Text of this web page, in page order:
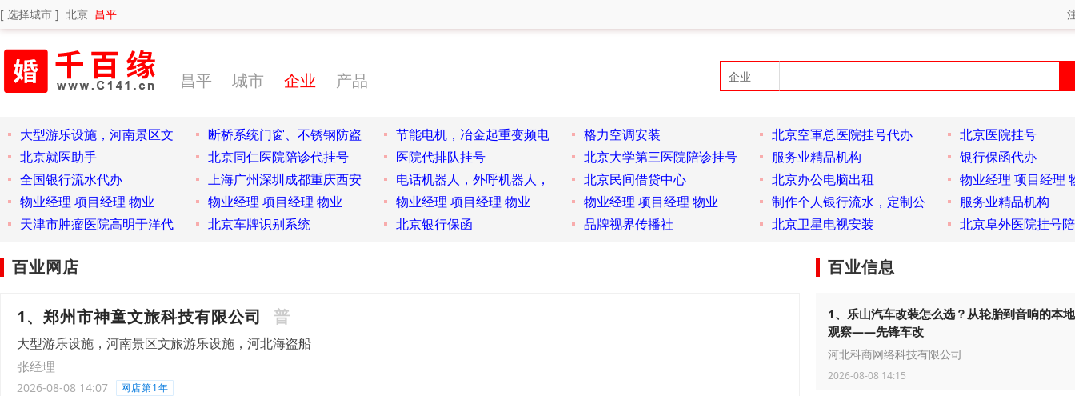
[ 选择城市 ] 北京 昌平
昌平 城市 企业 产品
大型游乐设施，河南景区文 断桥系统门窗、不锈钢防盗 节能电机，冶金起重变频电 格力空调安装 北京空軍总医院挂号代办
北京医院挂号
北京就医助手
北京同仁医院陪诊代挂号 医院代排队挂号 北京大学第三医院陪诊挂号 服务业精品机构
银行保函代办
全国银行流水代办
上海广州深圳成都重庆西安 电话机器人，外呼机器人， 北京民间借贷中心 北京办公电脑出租
物业经理 项目经理
物业经理 项目经理 物业
物业经理 项目经理 物业 物业经理 项目经理 物业 物业经理 项目经理 物业 制作个人银行流水，定制公
服务业精品机构
天津市肿瘤医院高明于洋代
北京车牌识别系统 北京银行保函 品牌视界传播社 北京卫星电视安装 北京阜外医院挂号
百业网店
1、郑州市神童文旅科技有限公司 普
大型游乐设施，河南景区文旅游乐设施，河北海盗船
张经理
2026-08-08 14:07 网店第1年
百业信息
1、乐山汽车改装怎么选？从轮胎到音响的本
观察——先锋车改
河北科商网络科技有限公司
2026-08-08 14:15